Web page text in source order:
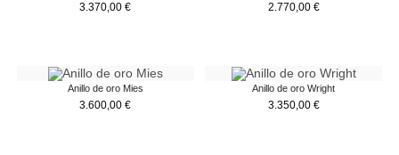
3.370,00€ 2.770,00 €
Anillo de oro Mies
3.600,00€
Anillo de oro Wright
3.350,00 €